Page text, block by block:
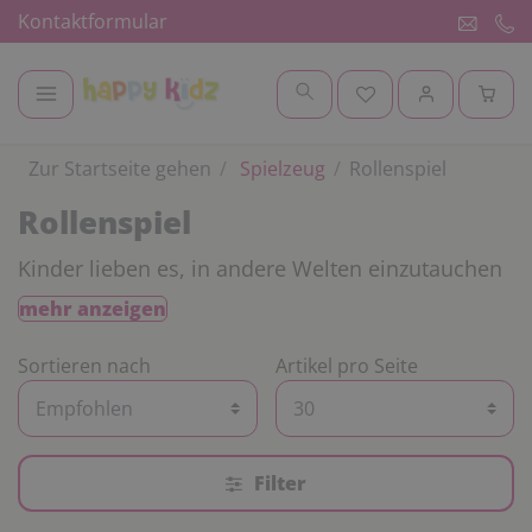
Kontaktformular
Zur Startseite gehen Spielzeug Rollenspiel
Rollenspiel
Kinder lieben es, in andere Welten einzutauchen
und sich Geschichten selbst auszudenken. Je
realistischer es sich anfühlt, desto besser!
Unsere verschiedenen Kostüme, Spielküchen und
Kaufläden helfen dabei, das Rollenspiel im
Kindergarten, in der Tagespflege und im
Hort realistischer wirken zu lassen. Je nachdem
wie viel Platz zur Verfügung steht, eignen sich
kompakte Spielküchen oder individuell
mehr anzeigen
Sortieren nach Artikel pro Seite
Filter